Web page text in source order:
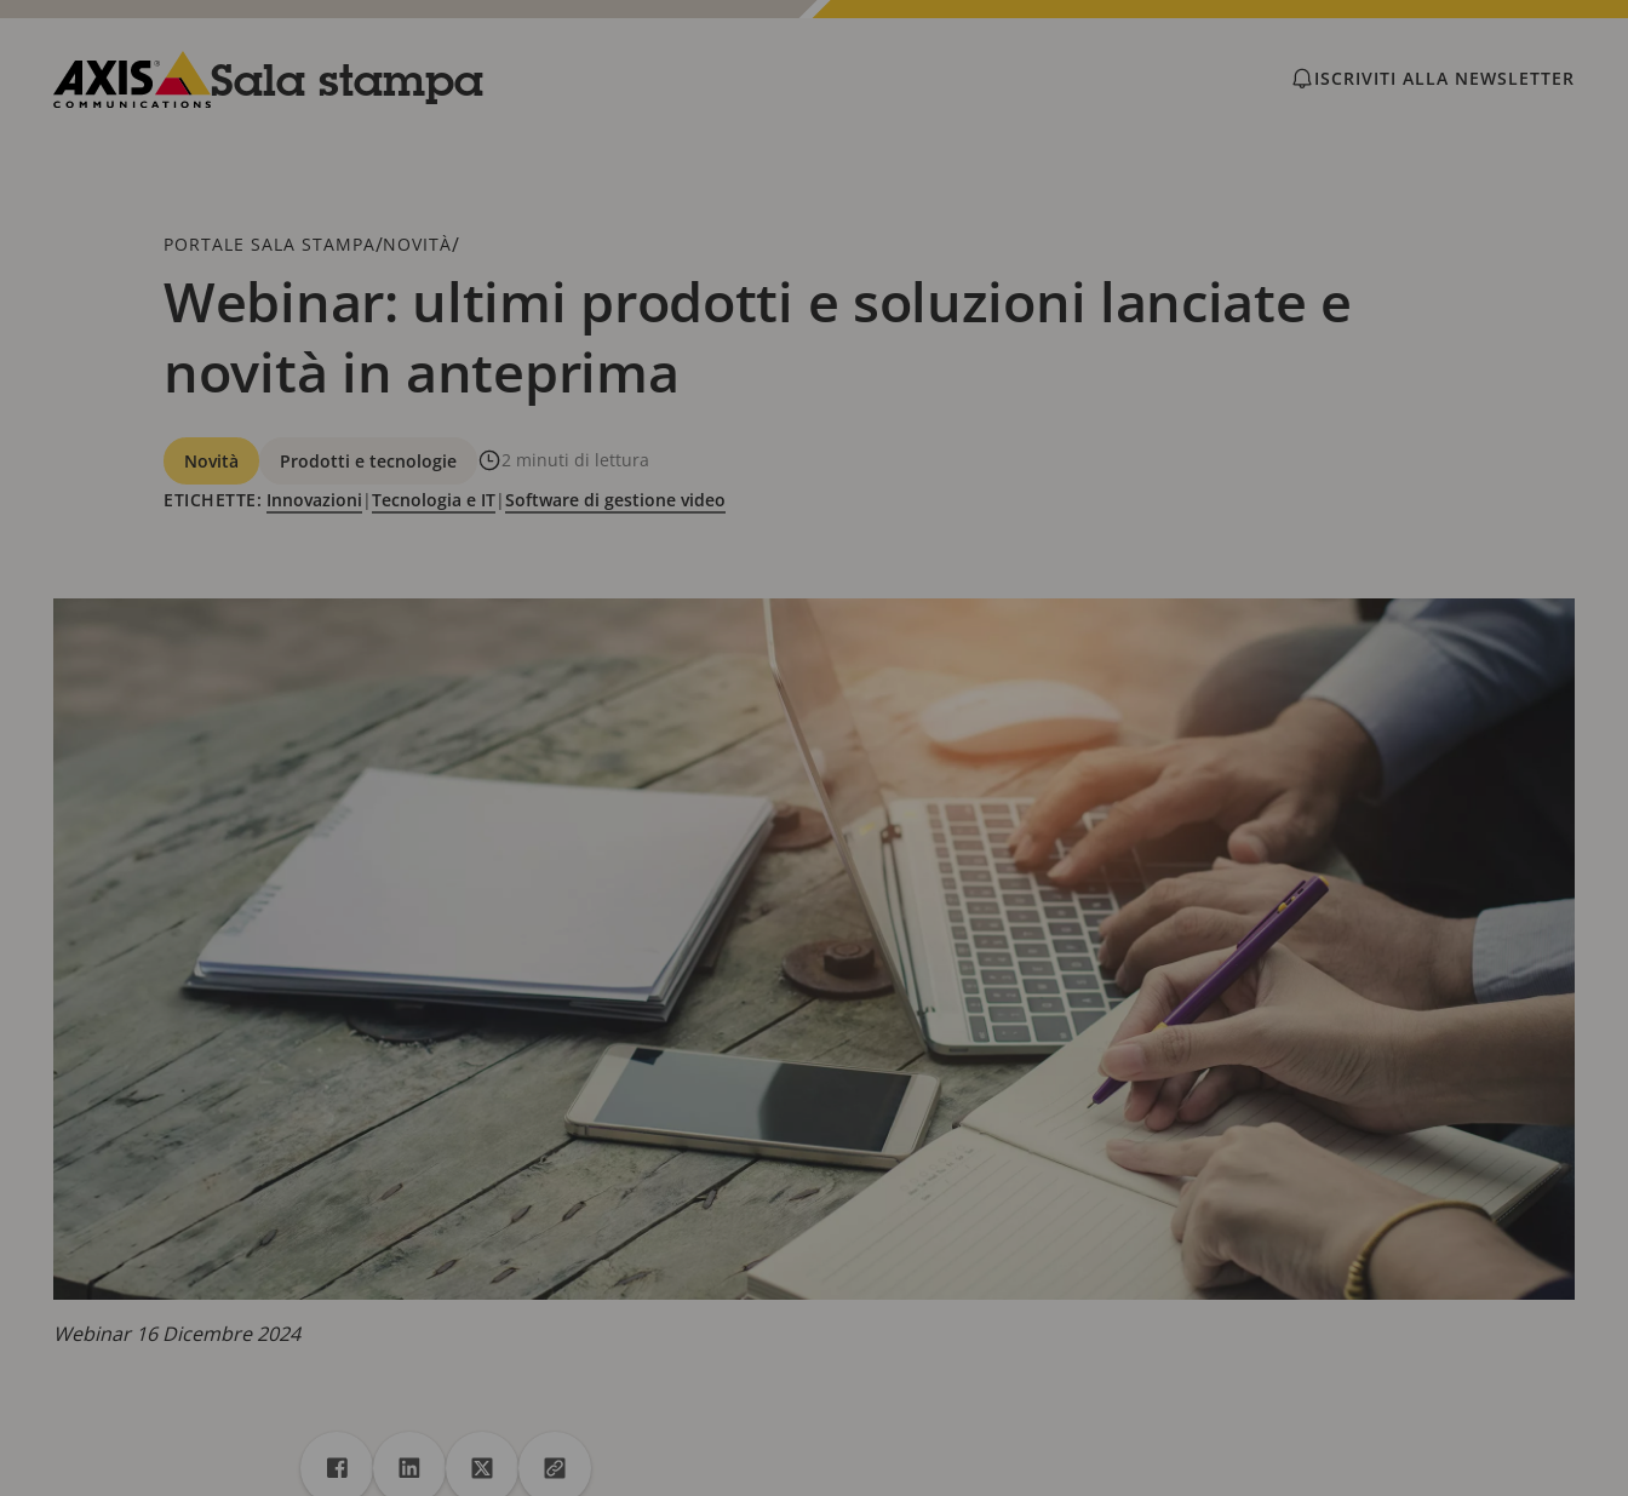
Salta
contenuto
principale
Sala stampa ISCRIVITI ALLA NEWSLETTER
Breadcrumb
PORTALE SALA STAMPA/NOVITÀ/
Webinar: ultimi prodotti e soluzioni lanciate e
novità in anteprima
Categorie
Novità Prodotti e tecnologie
2 minuti di lettura
ETICHETTE: Innovazioni |Tecnologia e IT|Software di gestione video
Webinar 16 Dicembre 2024
Condivisione
Condividi con Facebook
Condividi con Linkedin
Condividi con XCopia URL negli Appunti